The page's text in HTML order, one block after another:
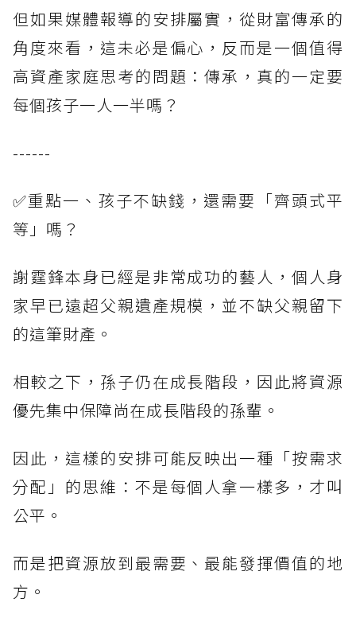
但如果媒體報導的安排屬實，從財富傳承的
角度來看，這未必是偏心，反而是一個值得
高資產家庭思考的問題：傳承，真的一定要
每個孩子一人一半嗎？
------
✅重點一、孩子不缺錢，還需要「齊頭式平
等」嗎？
謝霆鋒本身已經是非常成功的藝人，個人身
家早已遠超父親遺產規模，並不缺父親留下
的這筆財產。
相較之下，孫子仍在成長階段，因此將資源
優先集中保障尚在成長階段的孫輩。
因此，這樣的安排可能反映出一種「按需求
分配」的思維：不是每個人拿一樣多，才叫
公平。
而是把資源放到最需要、最能發揮價值的地
方。